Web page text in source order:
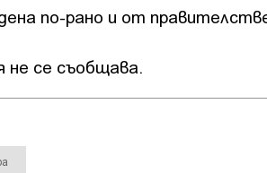
по-рано и от
не се съобщава.